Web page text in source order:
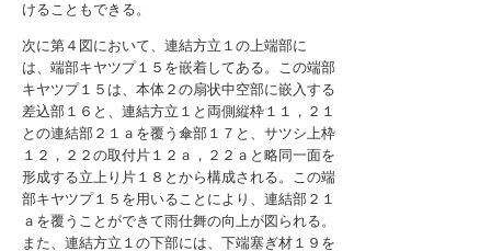
けることもできる。
次に第４図において、連結方立１の上端部に
は、端部キヤツプ１５を嵌着してある。この端部
キヤツプ１５は、本体２の扇状中空部に嵌入する
差込部１６と、連結方立１と両側縦枠１１，２１
との連結部２１ａを覆う傘部１７と、サツシ上枠
１２，２２の取付片１２ａ，２２ａと略同一面を
形成する立上り片１８とから構成される。この端
部キヤツプ１５を用いることにより、連結部２１
ａを覆うことができて雨仕舞の向上が図られる。
また、連結方立１の下部には、下端塞ぎ材１９を